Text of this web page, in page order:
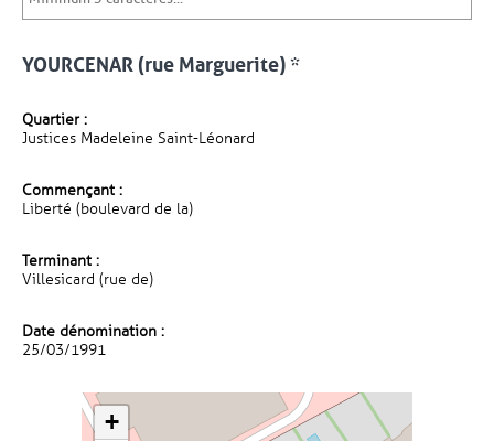
YOURCENAR (rue Marguerite) *
Quartier :
Justices Madeleine Saint-Léonard
Commençant :
Liberté (boulevard de la)
Terminant :
Villesicard (rue de)
Date dénomination :
25/03/1991
+